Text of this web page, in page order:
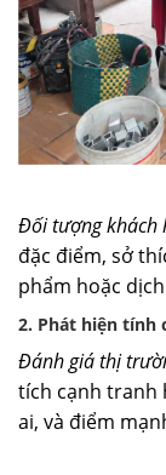
Đối tượng khách
đặc điểm, sở
phẩm hoặc
2. Phát hiện tính
Đánh giá thị
tích cạnh tranh
ai, và điểm